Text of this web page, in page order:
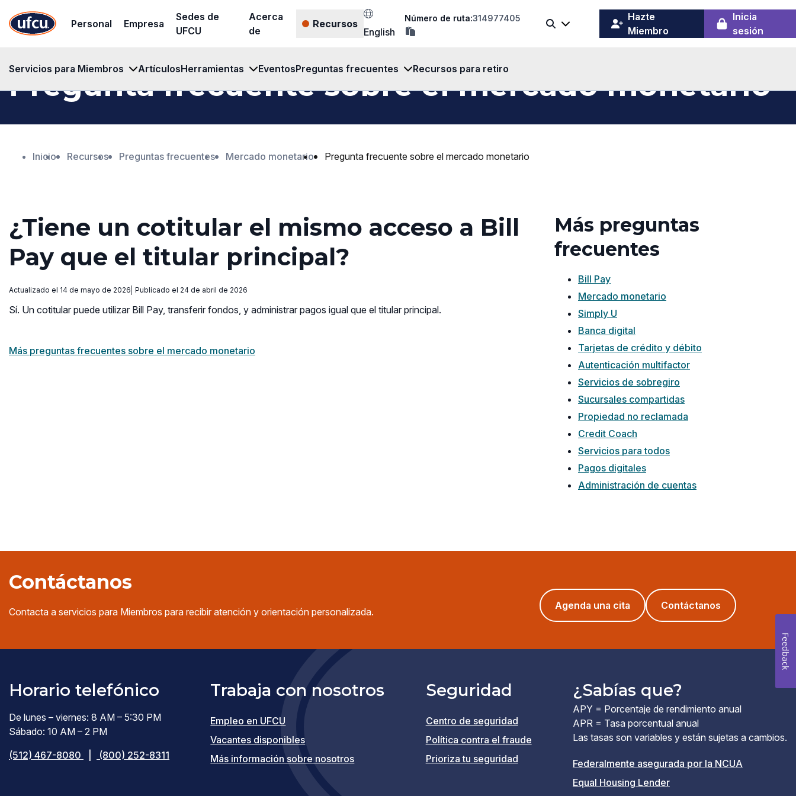
de
Personal Empresa
Sedes de
UFCU
Acerca
de
Recursos
Servicios para Miembros ArtículosHerramientas EventosPreguntas frecuentes Recursos para retiro
English
Número de ruta:314977405
copia
el
ruta
portapapeles
Buscar
Hazte
Miembro
Inicia
sesión
(opens
in
Pregunta frecuente sobre el mercado monetario
Inicio Recursos Preguntas frecuentes Mercado monetario Pregunta frecuente sobre el mercado monetario
¿Tiene un cotitular el mismo acceso a Bill
Pay que el titular principal?
Actualizado el 14 de mayo de 2026 Publicado el 24 de abril de 2026
Sí. Un cotitular puede utilizar Bill Pay, transferir fondos, y administrar pagos igual que el titular principal.
Más preguntas frecuentes sobre el mercado monetario
Más preguntas
frecuentes
Bill Pay
Mercado monetario
Simply U
Banca digital
Tarjetas de crédito y débito
Autenticación multifactor
Servicios de sobregiro
Sucursales compartidas
Propiedad no reclamada
Credit Coach
Servicios para todos
Pagos digitales
Administración de cuentas
Contáctanos
Contacta a servicios para Miembros para recibir atención y orientación personalizada.
Agenda una cita (opens
in
new
Contáctanos
Horario telefónico
De lunes – viernes: 8 AM – 5:30 PM
Sábado: 10 AM – 2 PM
(512) 467-8080
(800) 252-8311
Trabaja con nosotros
Empleo en UFCU
Vacantes disponibles(opens
in
Más información sobre nosotros
Seguridad
Centro de seguridad
Política contra el fraude
Prioriza tu seguridad
¿Sabías que?
APY = Porcentaje de rendimiento anual
APR = Tasa porcentual anual
Las tasas son variables y están sujetas a cambios.
Federalmente asegurada por la NCUA(el
Equal Housing Lender(el
Feedback